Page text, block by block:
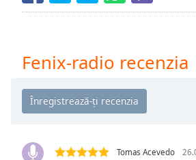
Chapters
Descriptions
descriptions
off,
Subtitles
Fenix-radio recenzia
Tomas Acevedo